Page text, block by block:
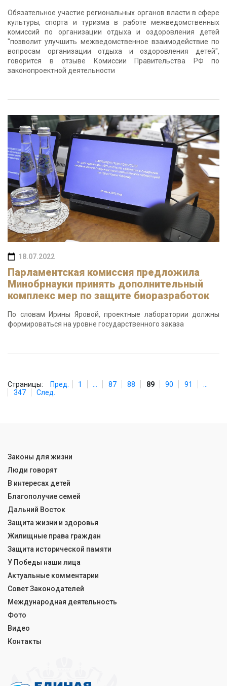
Обязательное участие региональных органов власти в сфере
культуры, спорта и туризма в работе межведомственных
комиссий по организации отдыха и оздоровления детей
"позволит улучшить межведомственное взаимодействие по
вопросам организации отдыха и оздоровления детей",
говорится в отзыве Комиссии Правительства РФ по
законопроектной деятельности
18.07.2022
Парламентская комиссия предложила
Минобрнауки принять дополнительный
комплекс мер по защите биоразработок
По словам Ирины Яровой, проектные лаборатории должны
формироваться на уровне государственного заказа
Страницы: Пред. 1 87 88 89 90 91
347
След.
Законы для жизни
Люди говорят
В интересах детей
Благополучие семей
Дальний Восток
Защита жизни и здоровья
Жилищные права граждан
Защита исторической памяти
У Победы наши лица
Актуальные комментарии
Совет Законодателей
Международная деятельность
Фото
Видео
Контакты